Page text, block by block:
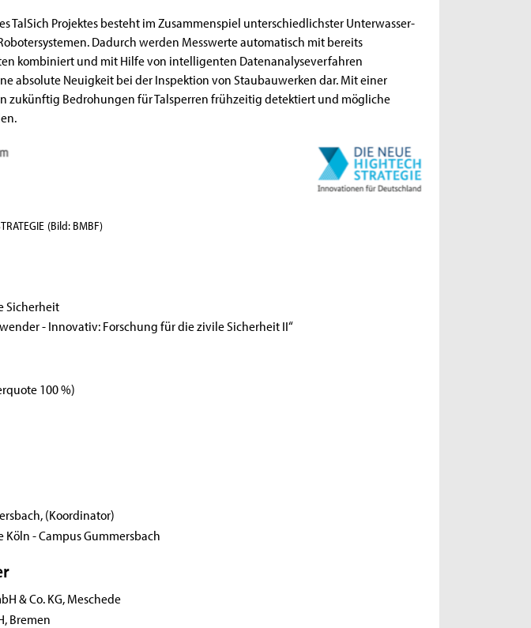
TalSich Projektes besteht im Zusammenspiel unterschiedlichster Unterwasser-
Dadurch werden Messwerte automatisch mit bereits
kombiniert und mit Hilfe von intelligenten Datenanalyseverfahren
absolute Neuigkeit bei der Inspektion von Staubauwerken dar. Mit einer
zukünftig Bedrohungen für Talsperren frühzeitig detektiert und mögliche
(Bild: BMBF)
Sicherheit
- Innovativ: Forschung für die zivile Sicherheit II“
100 %)
(Koordinator)
Köln - Campus Gummersbach
& Co. KG, Meschede
Bremen